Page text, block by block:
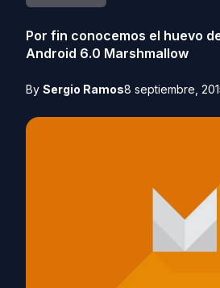
Por fin conocemos el huevo
Android 6.0 Marshmallow
By Sergio Ramos8 septiembre,